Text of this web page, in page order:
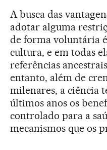
A busca das
adotar alguma
de forma voluntária
cultura, e em todas
referências
entanto, além de
milenares, a ciência
últimos anos os
controlado para a
mecanismos que os